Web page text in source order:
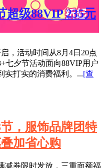
超级88VIP 235元
，活动时间从8月4日20点
七夕节活动面向88VIP用户
实打实的消费福利。...[查
，服饰品牌团特
加省心购
减券限时发放，三重面额福